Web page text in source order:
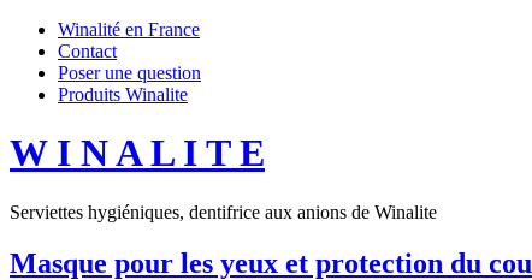
Winalité en France
Contact
Poser une question
Produits Winalite
W I N A L I T E
Serviettes hygiéniques, dentifrice aux anions de Winalite
Masque pour les yeux et protection du cou